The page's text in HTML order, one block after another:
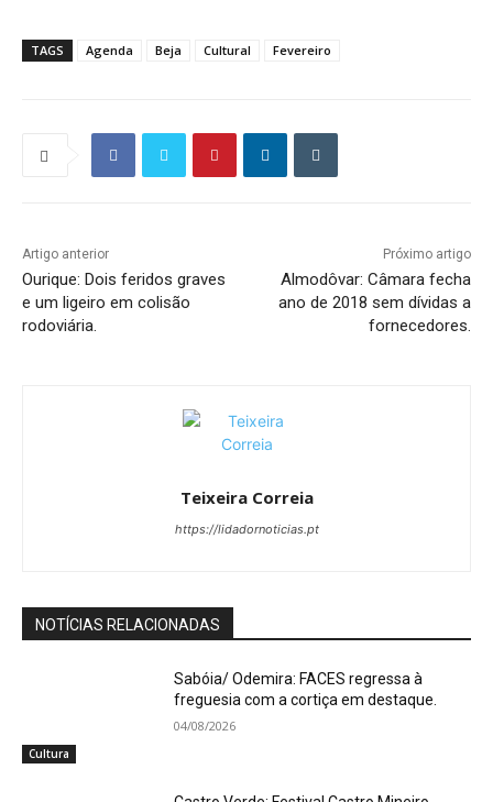
TAGS Agenda Beja Cultural Fevereiro
Artigo anterior
Ourique: Dois feridos graves
e um ligeiro em colisão
rodoviária.
Próximo artigo
Almodôvar: Câmara fecha
ano de 2018 sem dívidas a
fornecedores.
Teixeira Correia
https://lidadornoticias.pt
NOTÍCIAS RELACIONADAS
Cultura
Sabóia/ Odemira: FACES regressa à
freguesia com a cortiça em destaque.
04/08/2026